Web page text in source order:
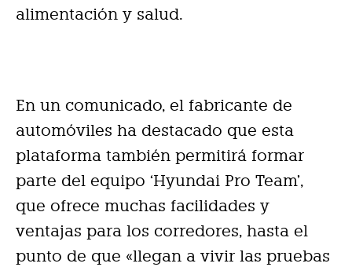
alimentación y salud.
En un comunicado, el fabricante de
automóviles ha destacado que esta
plataforma también permitirá formar
parte del equipo ‘Hyundai Pro Team’,
que ofrece muchas facilidades y
ventajas para los corredores, hasta el
punto de que «llegan a vivir las pruebas